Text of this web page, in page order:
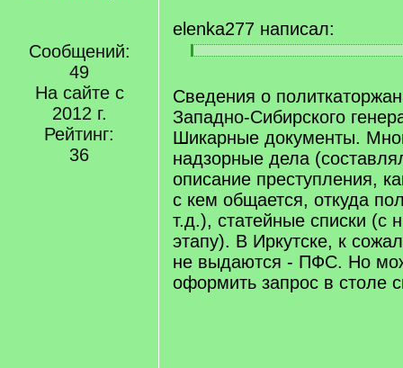
Сообщений:
49
На сайте с
2012 г.
Рейтинг:
36
elenka277 написал:
[
]
[
q
]
Сведения о
Западно-Сибирского
Шикарные документы.
надзорные дела
описание преступления,
с кем общается, откуда
т.д.), статейные списки (с
этапу). В Иркутске, к
не выдаются - ПФС. Но
оформить запрос в столе